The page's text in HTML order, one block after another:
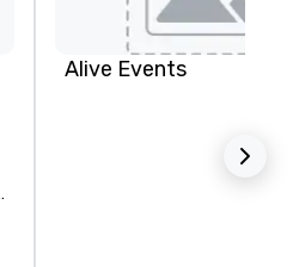
Alive Events